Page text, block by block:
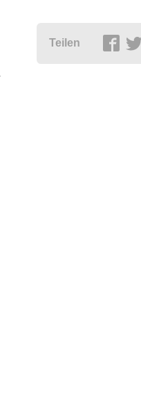
Teilen